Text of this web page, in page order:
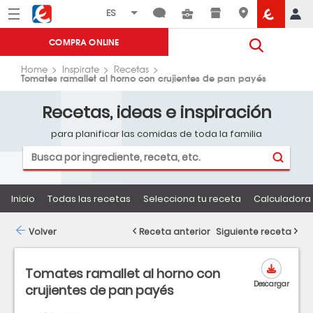
Menú Eroski
COMPRA ONLINE
Home Inspirate Recetas
Tomates ramallet al horno con crujientes de pan payés
Recetas, ideas e inspiración
para planificar las comidas de toda la familia
Inicio Todas las recetas Selecciona tu receta
Tomates ramallet al horno con
crujientes de pan payés
Descargar
Volver Receta anterior Siguiente receta